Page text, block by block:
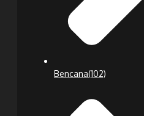
Bencana(102)